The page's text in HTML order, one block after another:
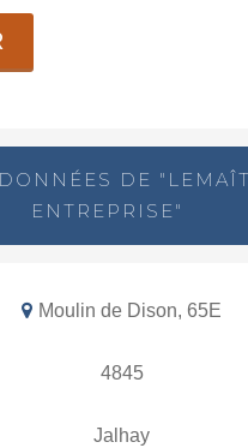
DE
ENTREPRISE"
Moulin de Dison, 65E
4845
Jalhay